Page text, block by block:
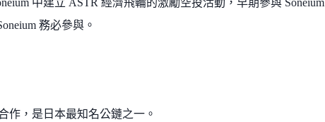
務必參與。
作，是日本最知名公鏈之一。